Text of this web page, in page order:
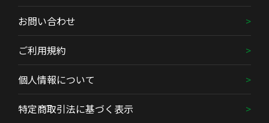
お問い合わせ
ご利用規約
個人情報について
特定商取引法に基づく表示